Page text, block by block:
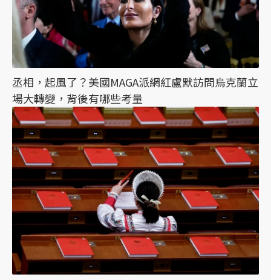
丞相，起風了？美國MAGA派網紅盧默訪問烏克蘭立
場大轉變，背後有哪些考量